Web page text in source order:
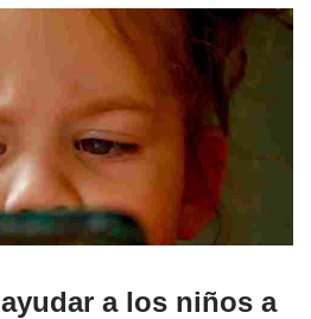
a los niños a